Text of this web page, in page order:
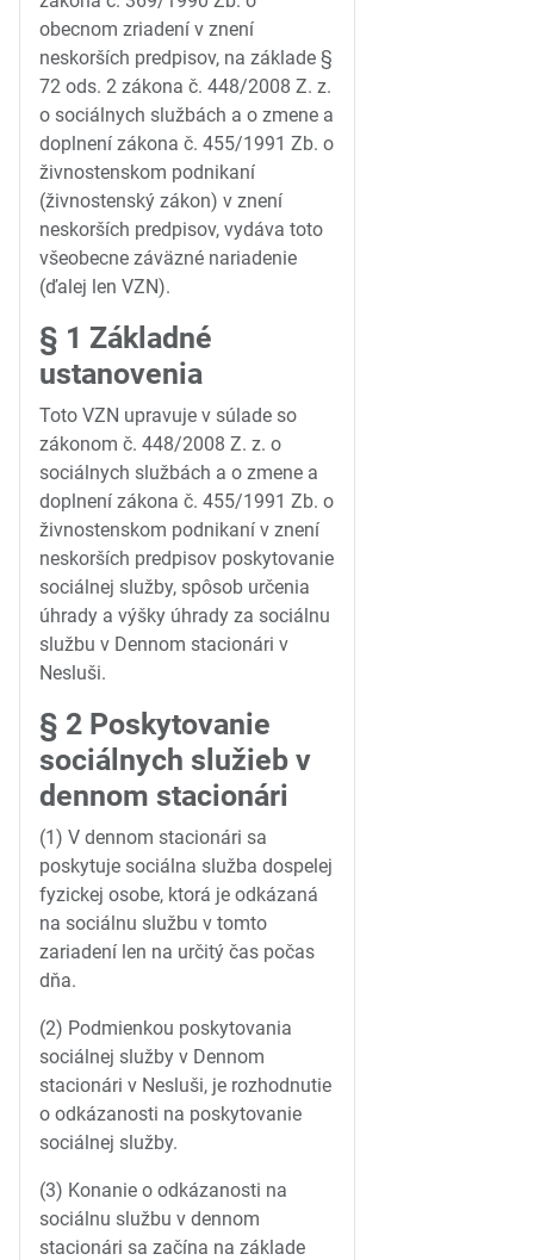
obecnom zriadení v znení
neskorších predpisov, na základe §
72 ods. 2 zákona č. 448/2008 Z. z.
o sociálnych službách a o zmene a
doplnení zákona č. 455/1991 Zb. o
živnostenskom podnikaní
(živnostenský zákon) v znení
neskorších predpisov, vydáva toto
všeobecne záväzné nariadenie
(ďalej len VZN).
§ 1 Základné
ustanovenia
Toto VZN upravuje v súlade so
zákonom č. 448/2008 Z. z. o
sociálnych službách a o zmene a
doplnení zákona č. 455/1991 Zb. o
živnostenskom podnikaní v znení
neskorších predpisov poskytovanie
sociálnej služby, spôsob určenia
úhrady a výšky úhrady za sociálnu
službu v Dennom stacionári v
Nesluši.
§ 2 Poskytovanie
sociálnych služieb v
dennom stacionári
(1) V dennom stacionári sa
poskytuje sociálna služba dospelej
fyzickej osobe, ktorá je odkázaná
na sociálnu službu v tomto
zariadení len na určitý čas počas
dňa.
(2) Podmienkou poskytovania
sociálnej služby v Dennom
stacionári v Nesluši, je rozhodnutie
o odkázanosti na poskytovanie
sociálnej služby.
(3) Konanie o odkázanosti na
sociálnu službu v dennom
stacionári sa začína na základe